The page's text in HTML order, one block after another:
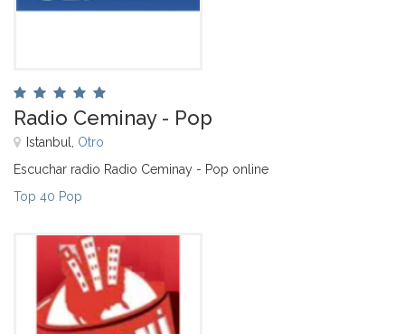
Radio Ceminay - Pop
Istanbul, Otro
Escuchar radio Radio Ceminay - Pop online
Top 40 Pop